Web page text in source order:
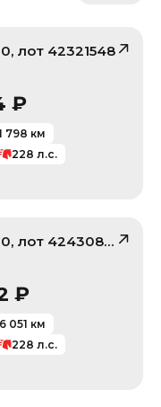
, лот 42321548
/ 10
₽
798 км
228 л.с.
, лот 42430845/ 10
₽
051 км
228 л.с.